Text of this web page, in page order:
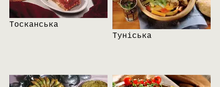
Тосканська
Туніська